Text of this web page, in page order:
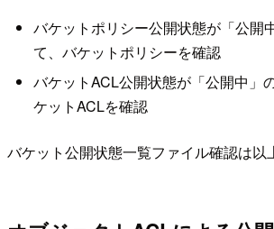
バケットポリシー公開状態が「公開
て、バケットポリシーを確認
バケットACL公開状態が「公開中」
ケットACLを確認
バケット公開状態一覧ファイル確認は以